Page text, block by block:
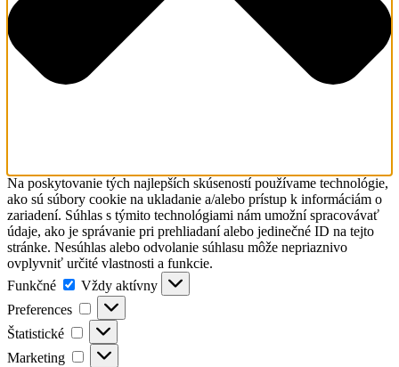
Na poskytovanie tých najlepších skúseností používame technológie,
ako sú súbory cookie na ukladanie a/alebo prístup k informáciám o
zariadení. Súhlas s týmito technológiami nám umožní spracovávať
údaje, ako je správanie pri prehliadaní alebo jedinečné ID na tejto
stránke. Nesúhlas alebo odvolanie súhlasu môže nepriaznivo
ovplyvniť určité vlastnosti a funkcie.
Funkčné
Funkčné
Vždy aktívny
Preferences
Preferences
Štatistické Štatistické
Marketing Marketing